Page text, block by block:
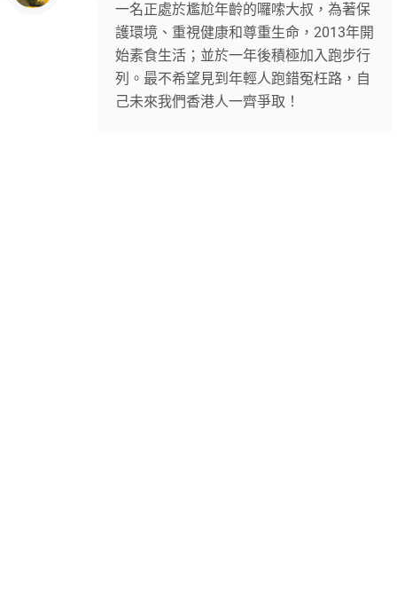
一名正處於尷尬年齡的囉嗦大叔，為著保
護環境、重視健康和尊重生命，2013年開
始素食生活；並於一年後積極加入跑步行
列。最不希望見到年輕人跑錯冤枉路，自
己未來我們香港人一齊爭取！